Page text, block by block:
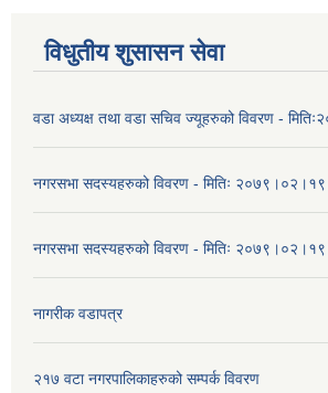
विधुतीय शुसासन सेवा
वडा अध्यक्ष तथा वडा सचिव ज्यूहरुको विवरण -
नगरसभा सदस्यहरुको विवरण - मितिः २०७९।०२।१९
नगरसभा सदस्यहरुको विवरण - मितिः २०७९।०२।१९
नागरीक वडापत्र
२१७ वटा नगरपालिकाहरुको सम्पर्क विवरण